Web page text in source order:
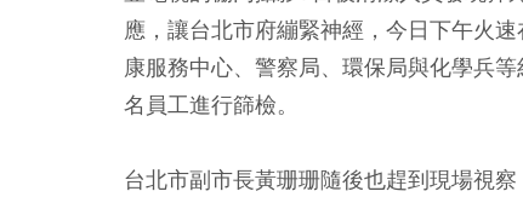
應，讓台北市府繃緊神經，今日下午火
康服務中心、警察局、環保局與化學兵
名員工進行篩檢。
台北市副市長黃珊珊隨後也趕到現場視